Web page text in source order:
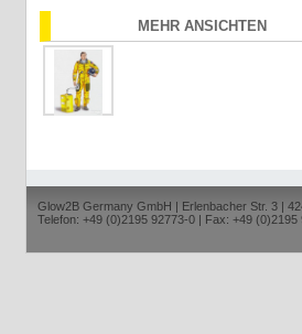
MEHR ANSICHTEN
Glow2B Germany GmbH | Erlenbacher Str. 3 |
Telefon: +49 (0)2195 92773-0 | Fax: +49 (0)2195